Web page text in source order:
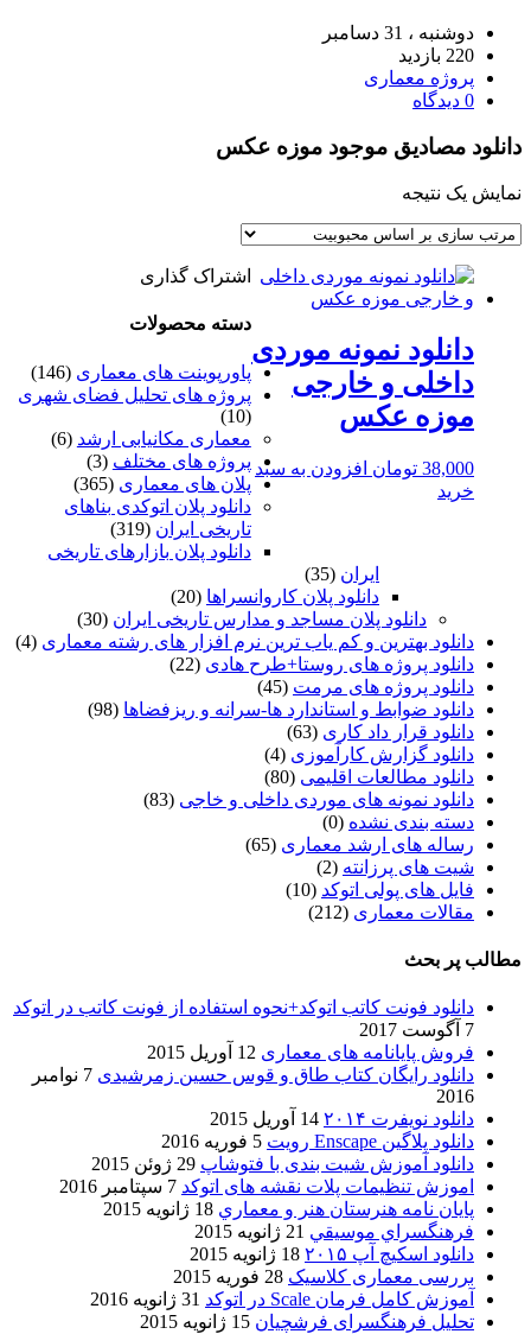
دوشنبه ، 31 دسامبر
220 بازدید
پروژه معماری
0 دیدگاه
دانلود مصادیق موجود موزه عکس
نمایش یک نتیجه
دانلود نمونه موردی
داخلی و خارجی
موزه عکس
38,000 تومان افزودن به سبد
خرید
اشتراک گذاری
دسته محصولات
پاورپوینت های معماری (146)
پروژه های تحلیل فضای شهری
(10)
معماری مکانیابی ارشد (6)
پروژه های مختلف (3)
پلان های معماری (365)
دانلود پلان اتوکدی بناهای
تاریخی ایران (319)
دانلود پلان بازارهای تاریخی
ایران (35)
دانلود پلان کاروانسراها (20)
دانلود پلان مساجد و مدارس تاریخی ایران (30)
دانلود بهترین و کم یاب ترین نرم افزار های رشته معماری (4)
دانلود پروژه های روستا+طرح هادی (22)
دانلود پروژه های مرمت (45)
دانلود ضوابط و استاندارد ها-سرانه و ریزفضاها (98)
دانلود قرار داد کاری (63)
دانلود گزارش کارآموزی (4)
دانلود مطالعات اقلیمی (80)
دانلود نمونه های موردی داخلی و خاجی (83)
دسته بندی نشده (0)
رساله های ارشد معماری (65)
شیت های پرزانته (2)
فایل های پولی اتوکد (10)
مقالات معماری (212)
مطالب پر بحث
دانلود فونت کاتب اتوکد+نحوه استفاده از فونت کاتب در اتوکد
7 آگوست 2017
فروش پایانامه های معماری 12 آوریل 2015
دانلود رایگان کتاب طاق و قوس حسین زمرشیدی
7 نوامبر
2016
دانلود نویفرت ۲۰۱۴
14 آوریل 2015
دانلود پلاگین Enscape رویت
5 فوریه 2016
دانلود آموزش شیت بندی با فتوشاپ 29 ژوئن 2015
اموزش تنظیمات پلات نقشه های اتوکد 7 سپتامبر 2016
پایان نامه هنرستان هنر و معماري 18 ژانویه 2015
فرهنگسراي موسيقي 21 ژانویه 2015
دانلود اسکیچ آپ ۲۰۱۵
18 ژانویه 2015
بررسی معماری کلاسیک 28 فوریه 2015
آموزش کامل فرمان Scale در اتوکد
31 ژانویه 2016
تحلیل فرهنگسرای فرشچیان 15 ژانویه 2015